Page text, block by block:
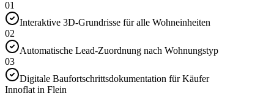
01
Interaktive 3D-Grundrisse für alle Wohneinheiten
02
Automatische Lead-Zuordnung nach Wohnungstyp
03
Digitale Baufortschrittsdokumentation für Käufer
Innoflat in Flein